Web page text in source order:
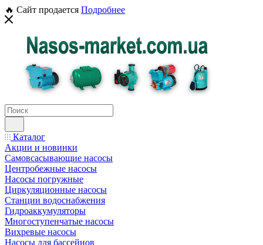
🔥 Сайт продается Подробнее
Каталог
Акции и новинки
Самовсасывающие насосы
Центробежные насосы
Насосы погружные
Циркуляционные насосы
Станции водоснабжения
Гидроаккумуляторы
Многоступенчатые насосы
Вихревые насосы
Насосы для бассейнов